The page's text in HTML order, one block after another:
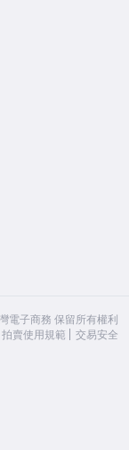
電子商務 保留所有權利
拍賣使用規範 交易安全